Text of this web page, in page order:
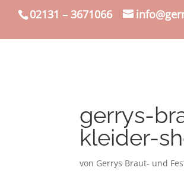
02131 – 3671066
gerrys-
kleider-
von Gerrys Braut- und